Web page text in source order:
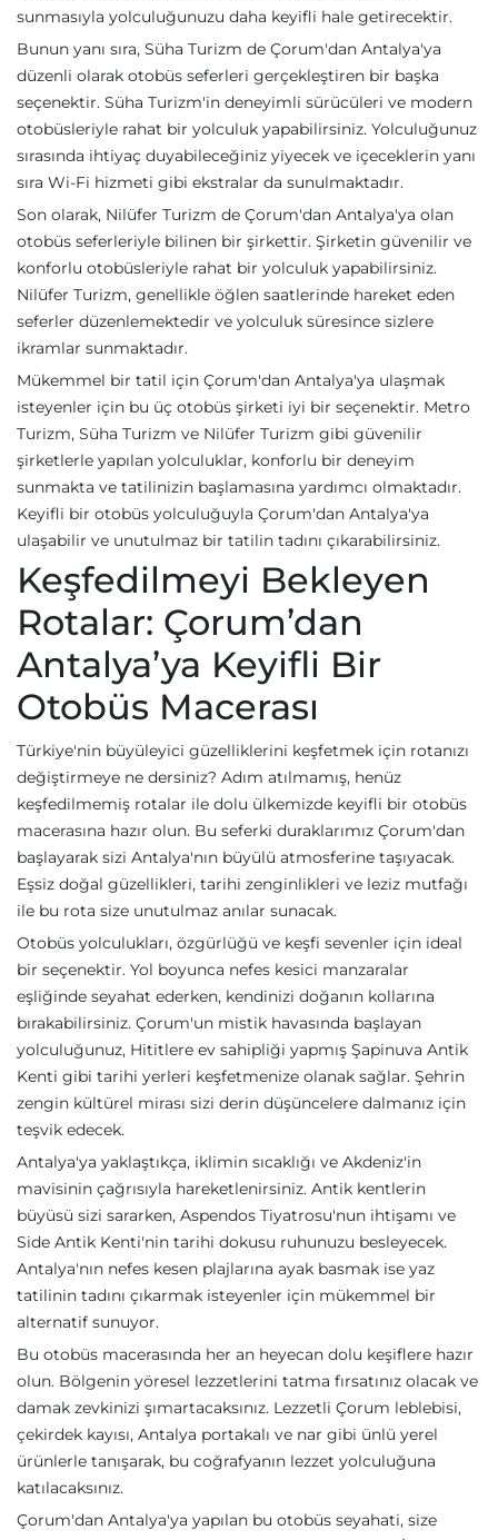
sunmasıyla yolculuğunuzu daha keyifli hale getirecektir.
Bunun yanı sıra, Süha Turizm de Çorum'dan Antalya'ya
düzenli olarak otobüs seferleri gerçekleştiren bir başka
seçenektir. Süha Turizm'in deneyimli sürücüleri ve modern
otobüsleriyle rahat bir yolculuk yapabilirsiniz. Yolculuğunuz
sırasında ihtiyaç duyabileceğiniz yiyecek ve içeceklerin yanı
sıra Wi-Fi hizmeti gibi ekstralar da sunulmaktadır.
Son olarak, Nilüfer Turizm de Çorum'dan Antalya'ya olan
otobüs seferleriyle bilinen bir şirkettir. Şirketin güvenilir ve
konforlu otobüsleriyle rahat bir yolculuk yapabilirsiniz.
Nilüfer Turizm, genellikle öğlen saatlerinde hareket eden
seferler düzenlemektedir ve yolculuk süresince sizlere
ikramlar sunmaktadır.
Mükemmel bir tatil için Çorum'dan Antalya'ya ulaşmak
isteyenler için bu üç otobüs şirketi iyi bir seçenektir. Metro
Turizm, Süha Turizm ve Nilüfer Turizm gibi güvenilir
şirketlerle yapılan yolculuklar, konforlu bir deneyim
sunmakta ve tatilinizin başlamasına yardımcı olmaktadır.
Keyifli bir otobüs yolculuğuyla Çorum'dan Antalya'ya
ulaşabilir ve unutulmaz bir tatilin tadını çıkarabilirsiniz.
Keşfedilmeyi Bekleyen
Rotalar: Çorum’dan
Antalya’ya Keyifli Bir
Otobüs Macerası
Türkiye'nin büyüleyici güzelliklerini keşfetmek için rotanızı
değiştirmeye ne dersiniz? Adım atılmamış, henüz
keşfedilmemiş rotalar ile dolu ülkemizde keyifli bir otobüs
macerasına hazır olun. Bu seferki duraklarımız Çorum'dan
başlayarak sizi Antalya'nın büyülü atmosferine taşıyacak.
Eşsiz doğal güzellikleri, tarihi zenginlikleri ve leziz mutfağı
ile bu rota size unutulmaz anılar sunacak.
Otobüs yolculukları, özgürlüğü ve keşfi sevenler için ideal
bir seçenektir. Yol boyunca nefes kesici manzaralar
eşliğinde seyahat ederken, kendinizi doğanın kollarına
bırakabilirsiniz. Çorum'un mistik havasında başlayan
yolculuğunuz, Hititlere ev sahipliği yapmış Şapinuva Antik
Kenti gibi tarihi yerleri keşfetmenize olanak sağlar. Şehrin
zengin kültürel mirası sizi derin düşüncelere dalmanız için
teşvik edecek.
Antalya'ya yaklaştıkça, iklimin sıcaklığı ve Akdeniz'in
mavisinin çağrısıyla hareketlenirsiniz. Antik kentlerin
büyüsü sizi sararken, Aspendos Tiyatrosu'nun ihtişamı ve
Side Antik Kenti'nin tarihi dokusu ruhunuzu besleyecek.
Antalya'nın nefes kesen plajlarına ayak basmak ise yaz
tatilinin tadını çıkarmak isteyenler için mükemmel bir
alternatif sunuyor.
Bu otobüs macerasında her an heyecan dolu keşiflere hazır
olun. Bölgenin yöresel lezzetlerini tatma fırsatınız olacak ve
damak zevkinizi şımartacaksınız. Lezzetli Çorum leblebisi,
çekirdek kayısı, Antalya portakalı ve nar gibi ünlü yerel
ürünlerle tanışarak, bu coğrafyanın lezzet yolculuğuna
katılacaksınız.
Çorum'dan Antalya'ya yapılan bu otobüs seyahati, size